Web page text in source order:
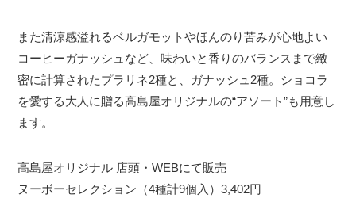
また清涼感溢れるベルガモットやほんのり苦みが心地よい
コーヒーガナッシュなど、味わいと香りのバランスまで緻
密に計算されたプラリネ2種と、ガナッシュ2種。ショコラ
を愛する大人に贈る高島屋オリジナルの“アソート”も用意し
ます。
高島屋オリジナル 店頭・WEBにて販売
ヌーボーセレクション（4種計9個入）3,402円